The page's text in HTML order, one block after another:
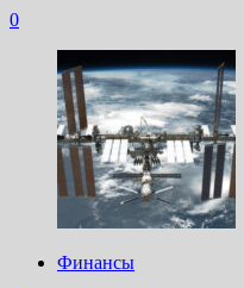
0
Финансы